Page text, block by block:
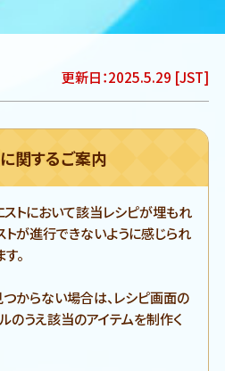
更新日：2025.5.29 [JST]
関するご案内
トにおいて該当レシピが埋もれ
トが進行できないように感じられ
。
からない場合は、レシピ画面の
ルのうえ該当のアイテムを制作く